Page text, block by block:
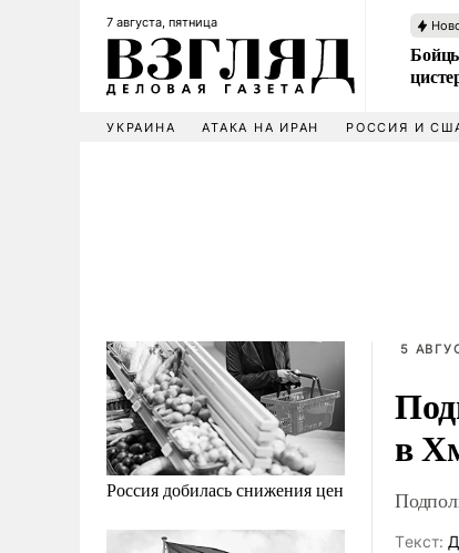
7 августа, пятница
УКРАИНА АТАКА НА ИРАН РОССИЯ И
Россия добилась снижения цен
5
в
Tекст: